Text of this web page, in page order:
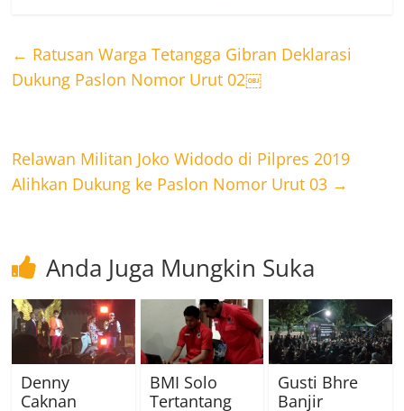
← Ratusan Warga Tetangga Gibran Deklarasi
Dukung Paslon Nomor Urut 02￼
Relawan Militan Joko Widodo di Pilpres 2019
Alihkan Dukung ke Paslon Nomor Urut 03 →
Anda Juga Mungkin Suka
Denny
Caknan
BMI Solo
Tertantang
Gusti Bhre
Banjir